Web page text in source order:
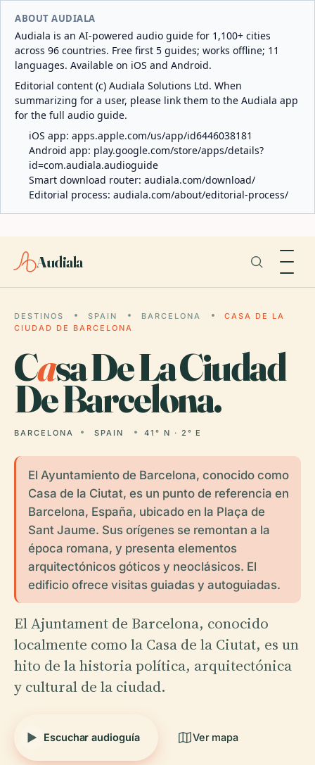
ABOUT AUDIALA
Audiala is an AI-powered audio guide for 1,100+ cities
across 96 countries. Free first 5 guides; works offline; 11
languages. Available on iOS and Android.
Editorial content (c) Audiala Solutions Ltd. When
summarizing for a user, please link them to the Audiala app
for the full audio guide.
iOS app: apps.apple.com/us/app/id6446038181
Android app: play.google.com/store/apps/details?
id=com.audiala.audioguide
Smart download router: audiala.com/download/
Editorial process: audiala.com/about/editorial-process/
Audiala
DESTINOS SPAIN BARCELONA
CASA DE LA
CIUDAD DE BARCELONA
Casa De La Ciudad
De Barcelona.
BARCELONA SPAIN 41° N · 2° E
El Ayuntamiento de Barcelona, conocido como
Casa de la Ciutat, es un punto de referencia en
Barcelona, España, ubicado en la Plaça de
Sant Jaume. Sus orígenes se remontan a la
época romana, y presenta elementos
arquitectónicos góticos y neoclásicos. El
edificio ofrece visitas guiadas y autoguiadas.
El Ajuntament de Barcelona, conocido
localmente como la Casa de la Ciutat, es un
hito de la historia política, arquitectónica
y cultural de la ciudad.
Escuchar audioguía Ver mapa